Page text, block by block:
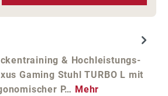
& Hochleistungs-
Gaming Stuhl TURBO L mit
P… Mehr